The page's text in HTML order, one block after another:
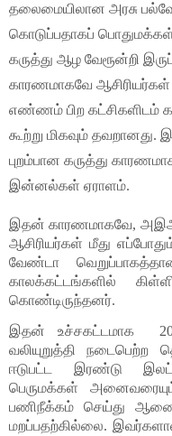
தலைமையிலான அரசு
கொடுப்பதாகப் பொதுமக்கள்
கருத்து ஆழ வேரூன்றி
காரணமாகவே ஆசிரியர்கள்
எண்ணம் பிற கட்சிகளிடம்
கூற்று மிகவும்
புறம்பான கருத்து
இன்னல்கள் ஏராளம்.
இதன் காரணமாகவே,
ஆசிரியர்கள் மீது
வேண்டா
காலக்கட்டங்களில்
கொண்டிருந்தனர்.
இதன் உச்சகட்டமாக
வலியுறுத்தி நடைபெற்ற
ஈடுபட்ட இரண்டு
பெருமக்கள்
பணிநீக்கம் செய்து ஆணைப்
மறப்பதற்கில்லை.